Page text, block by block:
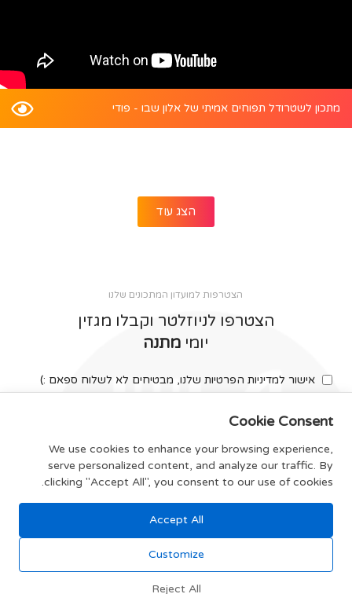
מתכון לשטרודל תפוחים אמיתי של אלון שבו - פודי
הצג עוד
הצטרפות למועדון המתכונים שלנו
הצטרפו לניוזלטר וקבלו מגזין
יומי מתנה
אישור למדיניות הפרטיות שלנו, מבטיחים לא לשלוח ספאם :)
צרפו אותי
תקנון האתר
Cookie Consent
We use cookies to enhance your browsing experience,
serve personalized content, and analyze our traffic. By
clicking "Accept All", you consent to our use of cookies.
Accept All
Customize
Reject All